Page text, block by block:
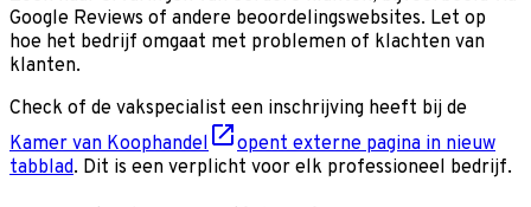
Google Reviews of andere beoordelingswebsites. Let op
hoe het bedrijf omgaat met problemen of klachten van
klanten.
Check of de vakspecialist een inschrijving heeft bij de
Kamer van Koophandel
opent externe pagina in nieuw
tabblad. Dit is een verplicht voor elk professioneel bedrijf.